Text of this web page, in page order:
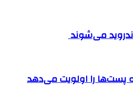
می‌شوند
پست‌ها را اولویت می‌دهد